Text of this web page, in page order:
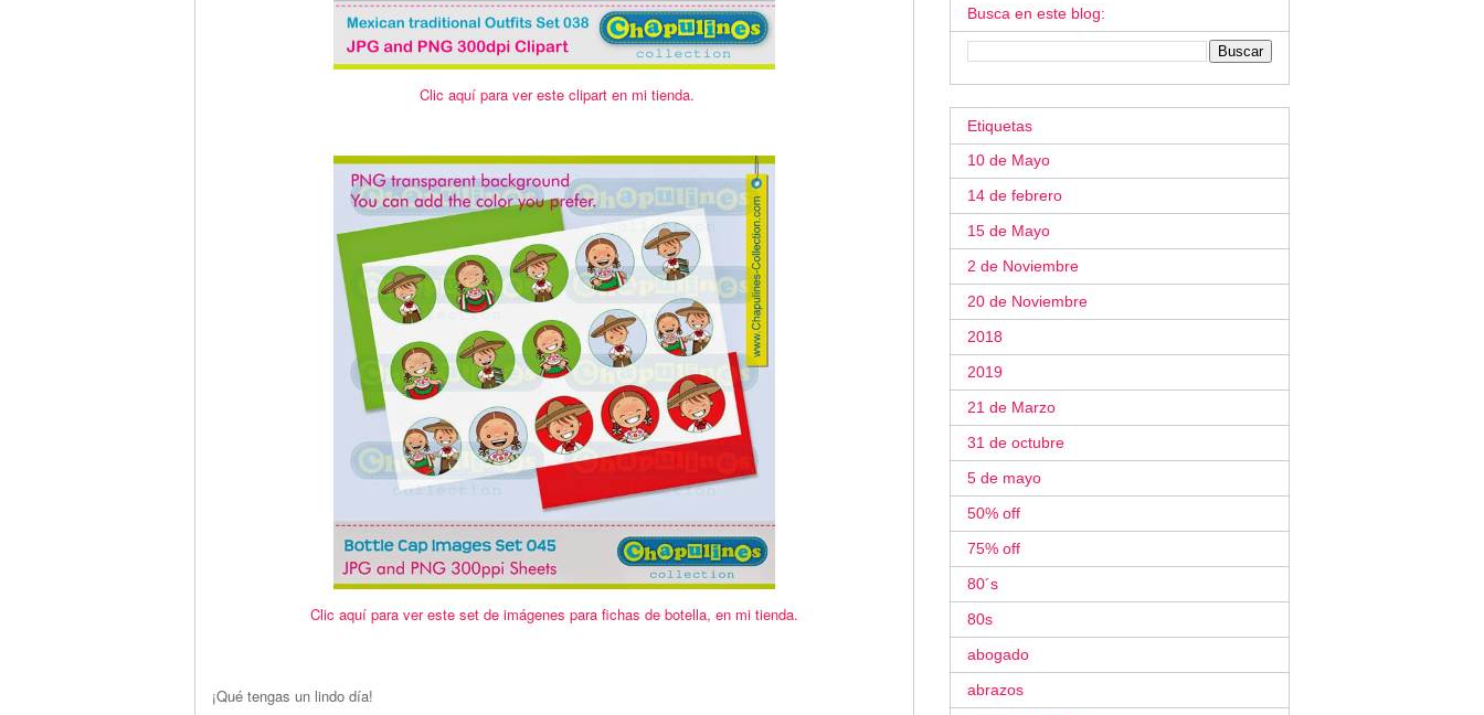
Clic aquí para ver este clipart en mi tienda.
Clic aquí para ver este set de imágenes para fichas de botella, en mi tienda.
¡Qué tengas un lindo día!
Busca en este blog:
Etiquetas
10 de Mayo
14 de febrero
15 de Mayo
2 de Noviembre
20 de Noviembre
2018
2019
21 de Marzo
31 de octubre
5 de mayo
50% off
75% off
80´s
80s
abogado
abrazos